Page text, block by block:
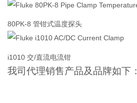
80PK-8 管钳式温度探头
i1010 交/直流电流钳
我司代理销售产品及品牌如下：